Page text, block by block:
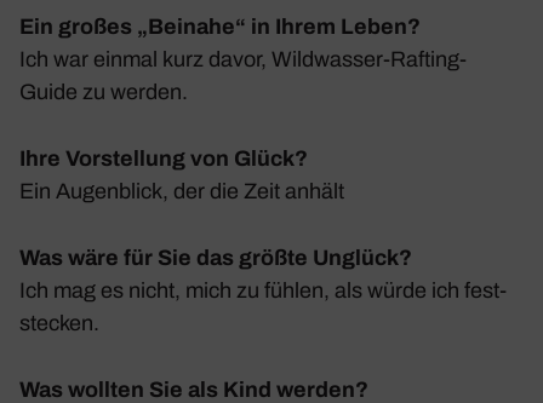
Ein großes „Beinahe“ in Ihrem Leben?
Ich war einmal kurz davor, Wild­wasser-Rafting-
Guide zu werden.
Ihre Vorstellung von Glück?
Ein Augen­blick, der die Zeit anhält
Was wäre für Sie das größte Unglück?
Ich mag es nicht, mich zu fühlen, als würde ich fest­
ste­cken.
Was wollten Sie als Kind werden?